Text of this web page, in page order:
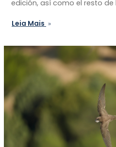
edición, así como el resto
Leia Mais